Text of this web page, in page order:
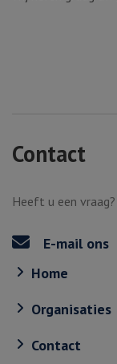
Contact
Heeft u een
E-mail ons
Home
Organisaties
Contact